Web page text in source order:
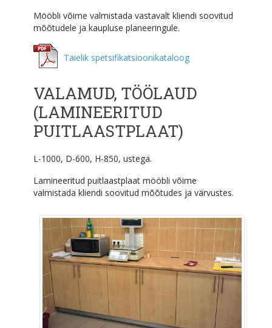
Mööbli võime valmistada vastavalt kliendi soovitud
mõõtudele ja kaupluse planeeringule.
Täielik spetsifikatsioonikataloog
VALAMUD, TÖÖLAUD
(LAMINEERITUD
PUITLAASTPLAAT)
L-1000, D-600, H-850, ustega.
Lamineeritud puitlaastplaat mööbli võime
valmistada kliendi soovitud mõõtudes ja värvustes.